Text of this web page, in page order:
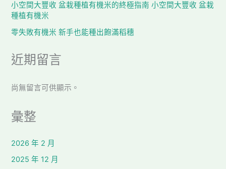
小空間大豐收 盆栽種植有機米的終極指南 小空間大豐收 盆栽
種植有機米
零失敗有機米 新手也能種出飽滿稻穗
近期留言
尚無留言可供顯示。
彙整
2026 年 2 月
2025 年 12 月